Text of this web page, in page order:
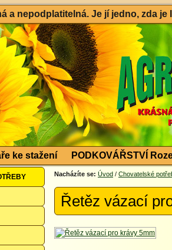
a nepodplatitelná. Je jí jedno, zda
ke stažení PODKOVÁŘSTVÍ
Nacházíte se: Úvod / Chovatelské
Řetěz vázací